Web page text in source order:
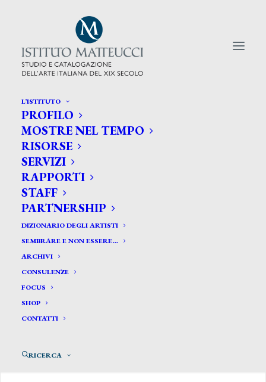
L’ISTITUTO
PROFILO
MOSTRE NEL TEMPO
RISORSE
SERVIZI
RAPPORTI
STAFF
PARTNERSHIP
DIZIONARIO DEGLI ARTISTI
SEMBRARE E NON ESSERE…
ARCHIVI
CONSULENZE
FOCUS
SHOP
CONTATTI
RICERCA
CERCA TRA GLI ARTISTI:
Search
for:
Biagini Alfredo